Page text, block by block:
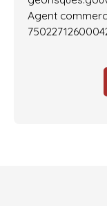
Agent